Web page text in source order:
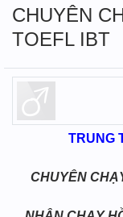
CHUYÊN
TOEFL IBT
TRUNG
CHUYÊN